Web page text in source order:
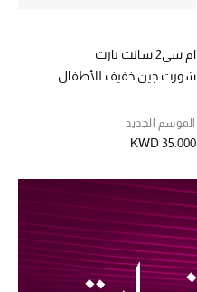
ام سي2 سانت بارث
شورت جين خفيف للأطفال
الموسم الجديد
KWD 35.000